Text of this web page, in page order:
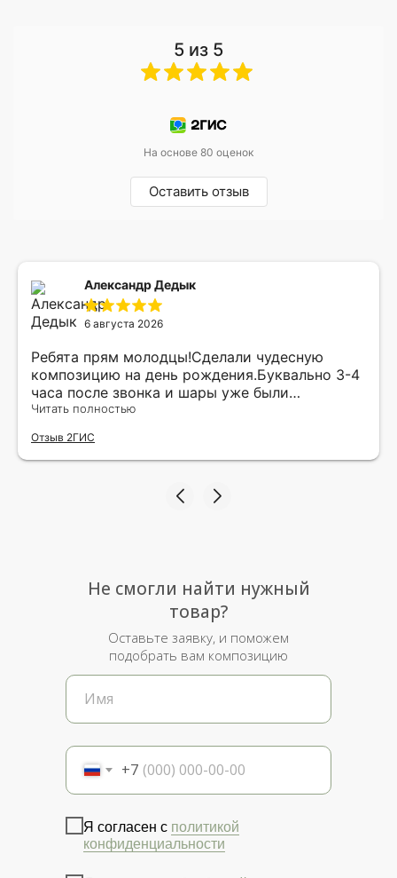
5 из 5
На основе 80 оценок
Оставить отзыв
Александр Дедык
6 августа 2026
Ребята прям молодцы!Сделали чудесную
композицию на день рождения.Буквально 3-4
часа после звонка и шары уже были
доставлены мне по адресу.Качество
рада.
Читать полностью
Отзыв 2ГИС
+7
Я согласен с политикой
конфиденциальности
Не смогли найти нужный
товар?
Оставьте заявку, и поможем
подобрать вам композицию